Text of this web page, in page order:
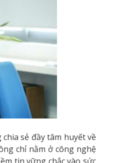
sẻ đầy tâm huyết về
chỉ nằm ở công nghệ